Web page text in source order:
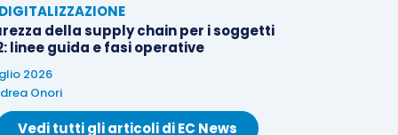
della supply chain per i soggetti
linee guida e fasi operative
2026
Onori
Vedi tutti gli articoli di EC News